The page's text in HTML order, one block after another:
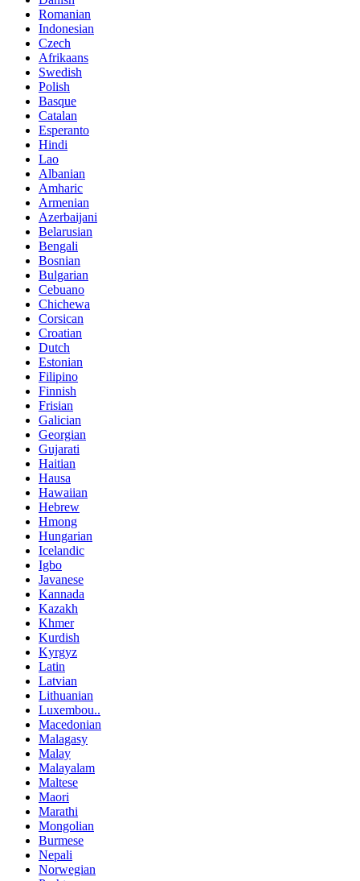
Romanian
Indonesian
Czech
Afrikaans
Swedish
Polish
Basque
Catalan
Esperanto
Hindi
Lao
Albanian
Amharic
Armenian
Azerbaijani
Belarusian
Bengali
Bosnian
Bulgarian
Cebuano
Chichewa
Corsican
Croatian
Dutch
Estonian
Filipino
Finnish
Frisian
Galician
Georgian
Gujarati
Haitian
Hausa
Hawaiian
Hebrew
Hmong
Hungarian
Icelandic
Igbo
Javanese
Kannada
Kazakh
Khmer
Kurdish
Kyrgyz
Latin
Latvian
Lithuanian
Luxembou..
Macedonian
Malagasy
Malay
Malayalam
Maltese
Maori
Marathi
Mongolian
Burmese
Nepali
Norwegian